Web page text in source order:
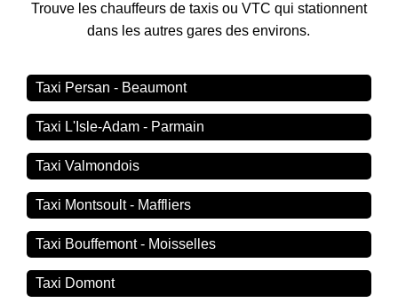
Trouve les chauffeurs de taxis ou VTC qui stationnent
dans les autres gares des environs.
Taxi Persan - Beaumont
Taxi L'Isle-Adam - Parmain
Taxi Valmondois
Taxi Montsoult - Maffliers
Taxi Bouffemont - Moisselles
Taxi Domont